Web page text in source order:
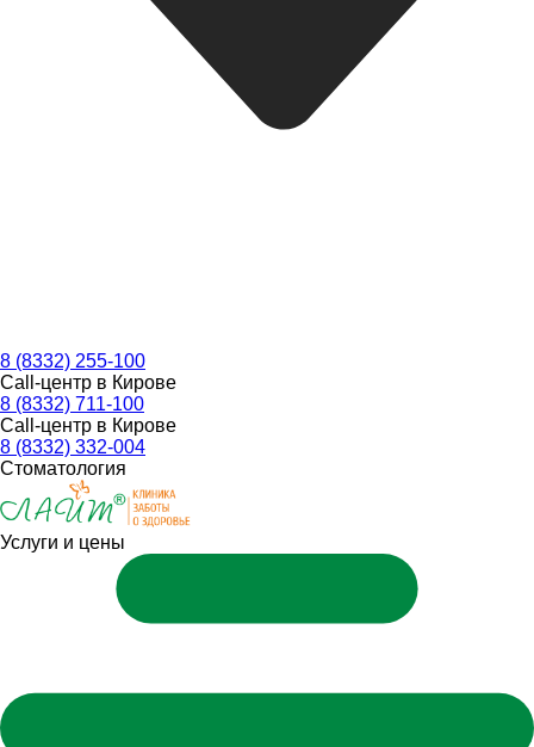
8 (8332) 255-100
Call-центр в Кирове
8 (8332) 711-100
Call-центр в Кирове
8 (8332) 332-004
Стоматология
Услуги и цены